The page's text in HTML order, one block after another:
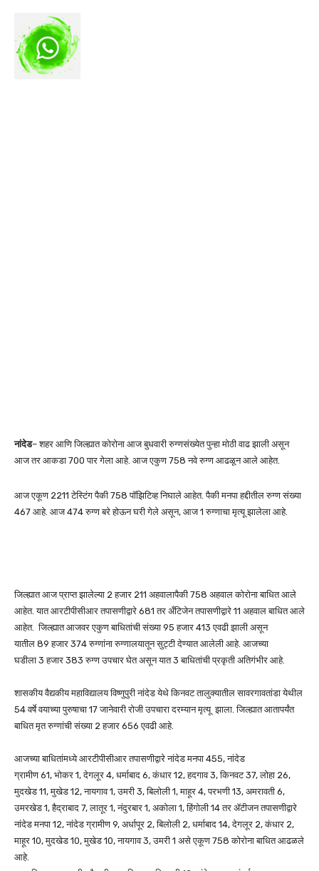
नांदेड– शहर आणि जिल्ह्यात कोरोना आज बुधवारी रुग्णसंख्येत पुन्हा मोठी वाढ झाली असून
आज तर आकडा 700 पार गेला आहे. आज एकुण 758 नवे रुग्ण आढळून आले आहेत.
आज एकूण 2211 टेस्टिंग पैकी 758 पॉझिटिव्ह निघाले आहेत. पैकी मनपा हद्दीतील रुग्ण संख्या
467 आहे. आज 474 रुग्ण बरे होऊन घरी गेले असून, आज 1 रुग्णाचा मृत्यू झालेला आहे.
जिल्ह्यात आज प्राप्त झालेल्या 2 हजार 211 अहवालापैकी 758 अहवाल कोरोना बाधित आले
आहेत. यात आरटीपीसीआर तपासणीद्वारे 681 तर अँटिजेन तपासणीद्वारे 11 अहवाल बाधित आले
आहेत. जिल्ह्यात आजवर एकुण बाधितांची संख्या 95 हजार 413 एवढी झाली असून
यातील 89 हजार 374 रुग्णांना रुग्णालयातून सुट्टी देण्यात आलेली आहे. आजच्या
घडीला 3 हजार 383 रुग्ण उपचार घेत असून यात 3 बाधितांची प्रकृती अतिगंभीर आहे.
शासकीय वैद्यकीय महाविद्यालय विष्णुपुरी नांदेड येथे किनवट तालुक्यातील सावरगावतांडा येथील
54 वर्षे वयाच्या पुरुषाचा 17 जानेवारी रोजी उपचारा दरम्यान मृत्यू झाला. जिल्ह्यात आतापर्यंत
बाधित मृत रुग्णांची संख्या 2 हजार 656 एवढी आहे.
आजच्या बाधितांमध्ये आरटीपीसीआर तपासणीद्वारे नांदेड मनपा 455, नांदेड
ग्रामीण 61, भोकर 1, देगलूर 4, धर्माबाद 6, कंधार 12, हदगाव 3, किनवट 37, लोहा 26,
मुदखेड 11, मुखेड 12, नायगाव 1, उमरी 3, बिलोली 1, माहूर 4, परभणी 13, अमरावती 6,
उमरखेड 1, हैद्राबाद 7, लातूर 1, नंदुरबार 1, अकोला 1, हिंगोली 14 तर ॲटीजन तपासणीद्वारे
नांदेड मनपा 12, नांदेड ग्रामीण 9, अर्धापूर 2, बिलोली 2, धर्माबाद 14, देगलूर 2, कंधार 2,
माहूर 10, मुदखेड 10, मुखेड 10, नायगाव 3, उमरी 1 असे एकूण 758 कोरोना बाधित आढळले
आहे.